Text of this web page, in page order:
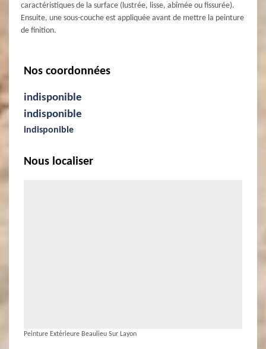
caractéristiques de la surface (lustrée, lisse, abîmée ou fissurée).
Ensuite, une sous-couche est appliquée avant de mettre la peinture
de finition.
Nos coordonnées
indisponible
indisponible
indisponible
Nous localiser
Peinture Extérieure Beaulieu Sur Layon